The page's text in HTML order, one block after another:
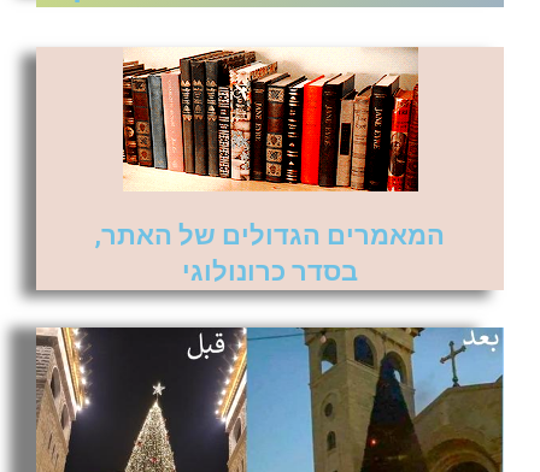
המאמרים הגדולים של האתר,
בסדר כרונולוגי